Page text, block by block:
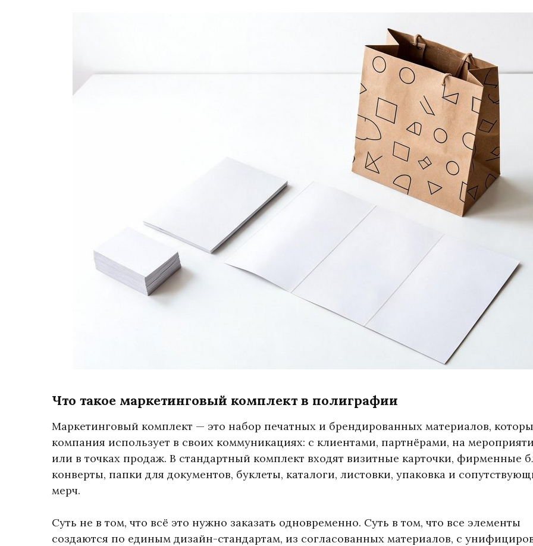
Что такое маркетинговый комплект в полиграфии
Маркетинговый комплект — это набор печатных и брендированных материалов,
компания использует в своих коммуникациях: с клиентами, партнёрами, на
или в точках продаж. В стандартный комплект входят визитные карточки, фирменные
конверты, папки для документов, буклеты, каталоги, листовки, упаковка и
мерч.
Суть не в том, что всё это нужно заказать одновременно. Суть в том, что все элементы
создаются по единым дизайн-стандартам, из согласованных материалов, с